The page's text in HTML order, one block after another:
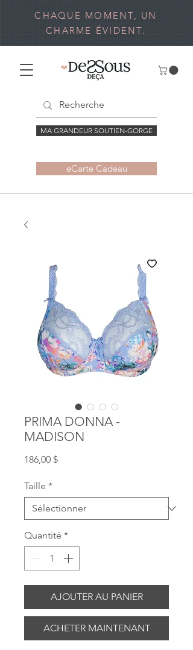
eCarte Cadeau
CHAQUE MOMENT, UN
CHARME ÉVIDENT.
MA GRANDEUR SOUTIEN-GORGE
PRIMA DONNA -
MADISON
186,00 $Prix
Taille *
Quantité *
AJOUTER AU PANIER
ACHETER MAINTENANT